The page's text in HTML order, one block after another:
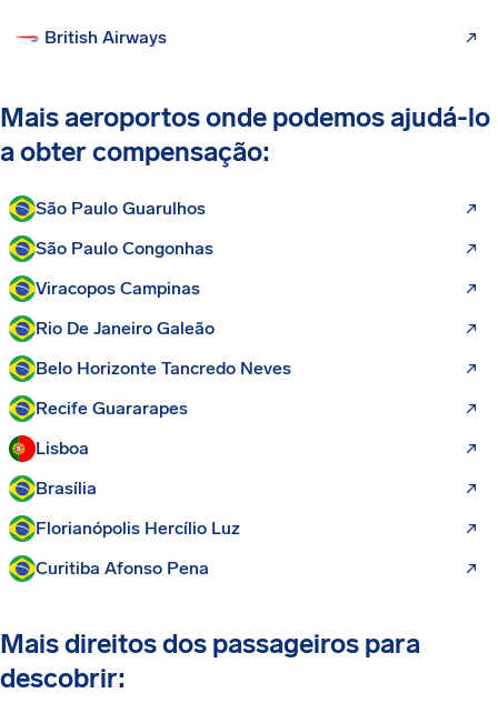
British Airways
Mais aeroportos onde podemos ajudá-lo
a obter compensação:
São Paulo Guarulhos
São Paulo Congonhas
Viracopos Campinas
Rio De Janeiro Galeão
Belo Horizonte Tancredo Neves
Recife Guararapes
Lisboa
Brasília
Florianópolis Hercílio Luz
Curitiba Afonso Pena
Mais direitos dos passageiros para
descobrir: